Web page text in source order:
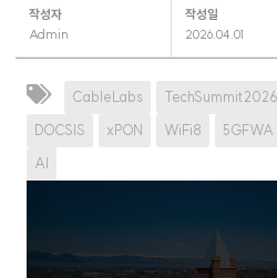
작성자
Admin
작성일
2026.04.01
CableLabs TechSummit2026
DOCSIS
xPON WiFi8 5GFWA
AI